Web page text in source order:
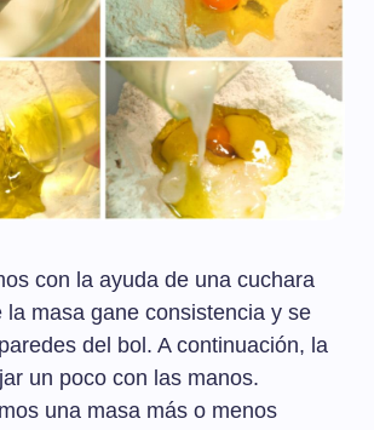
con la ayuda de una cuchara
la masa gane consistencia y se
del bol. A continuación, la
un poco con las manos.
una masa más o menos